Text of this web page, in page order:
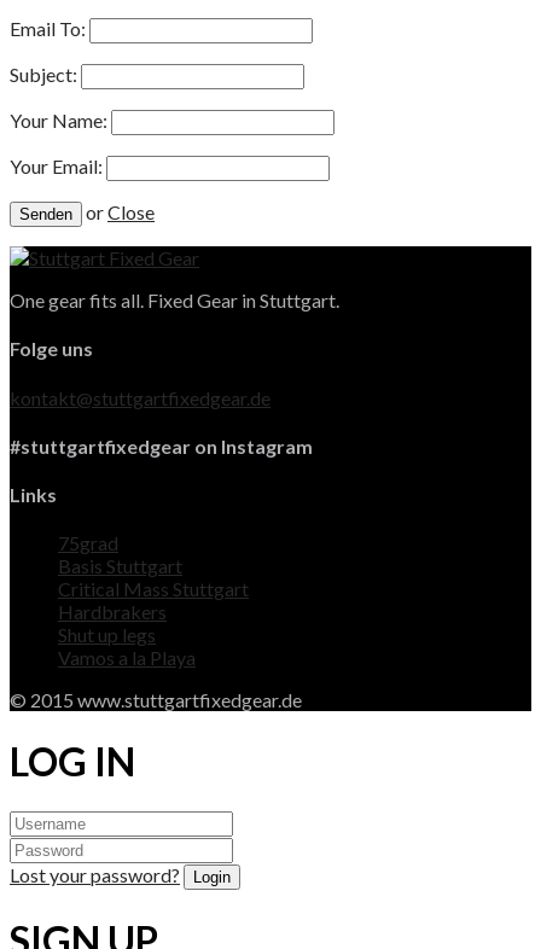
Email To:
Subject:
Your Name:
Your Email:
orClose
One gear fits all. Fixed Gear in Stuttgart.
Folge uns
kontakt@stuttgartfixedgear.de
#stuttgartfixedgear on Instagram
Links
75grad
Basis Stuttgart
Critical Mass Stuttgart
Hardbrakers
Shut up legs
Vamos a la Playa
© 2015 www.stuttgartfixedgear.de
LOG IN
Lost your password?
SIGN UP